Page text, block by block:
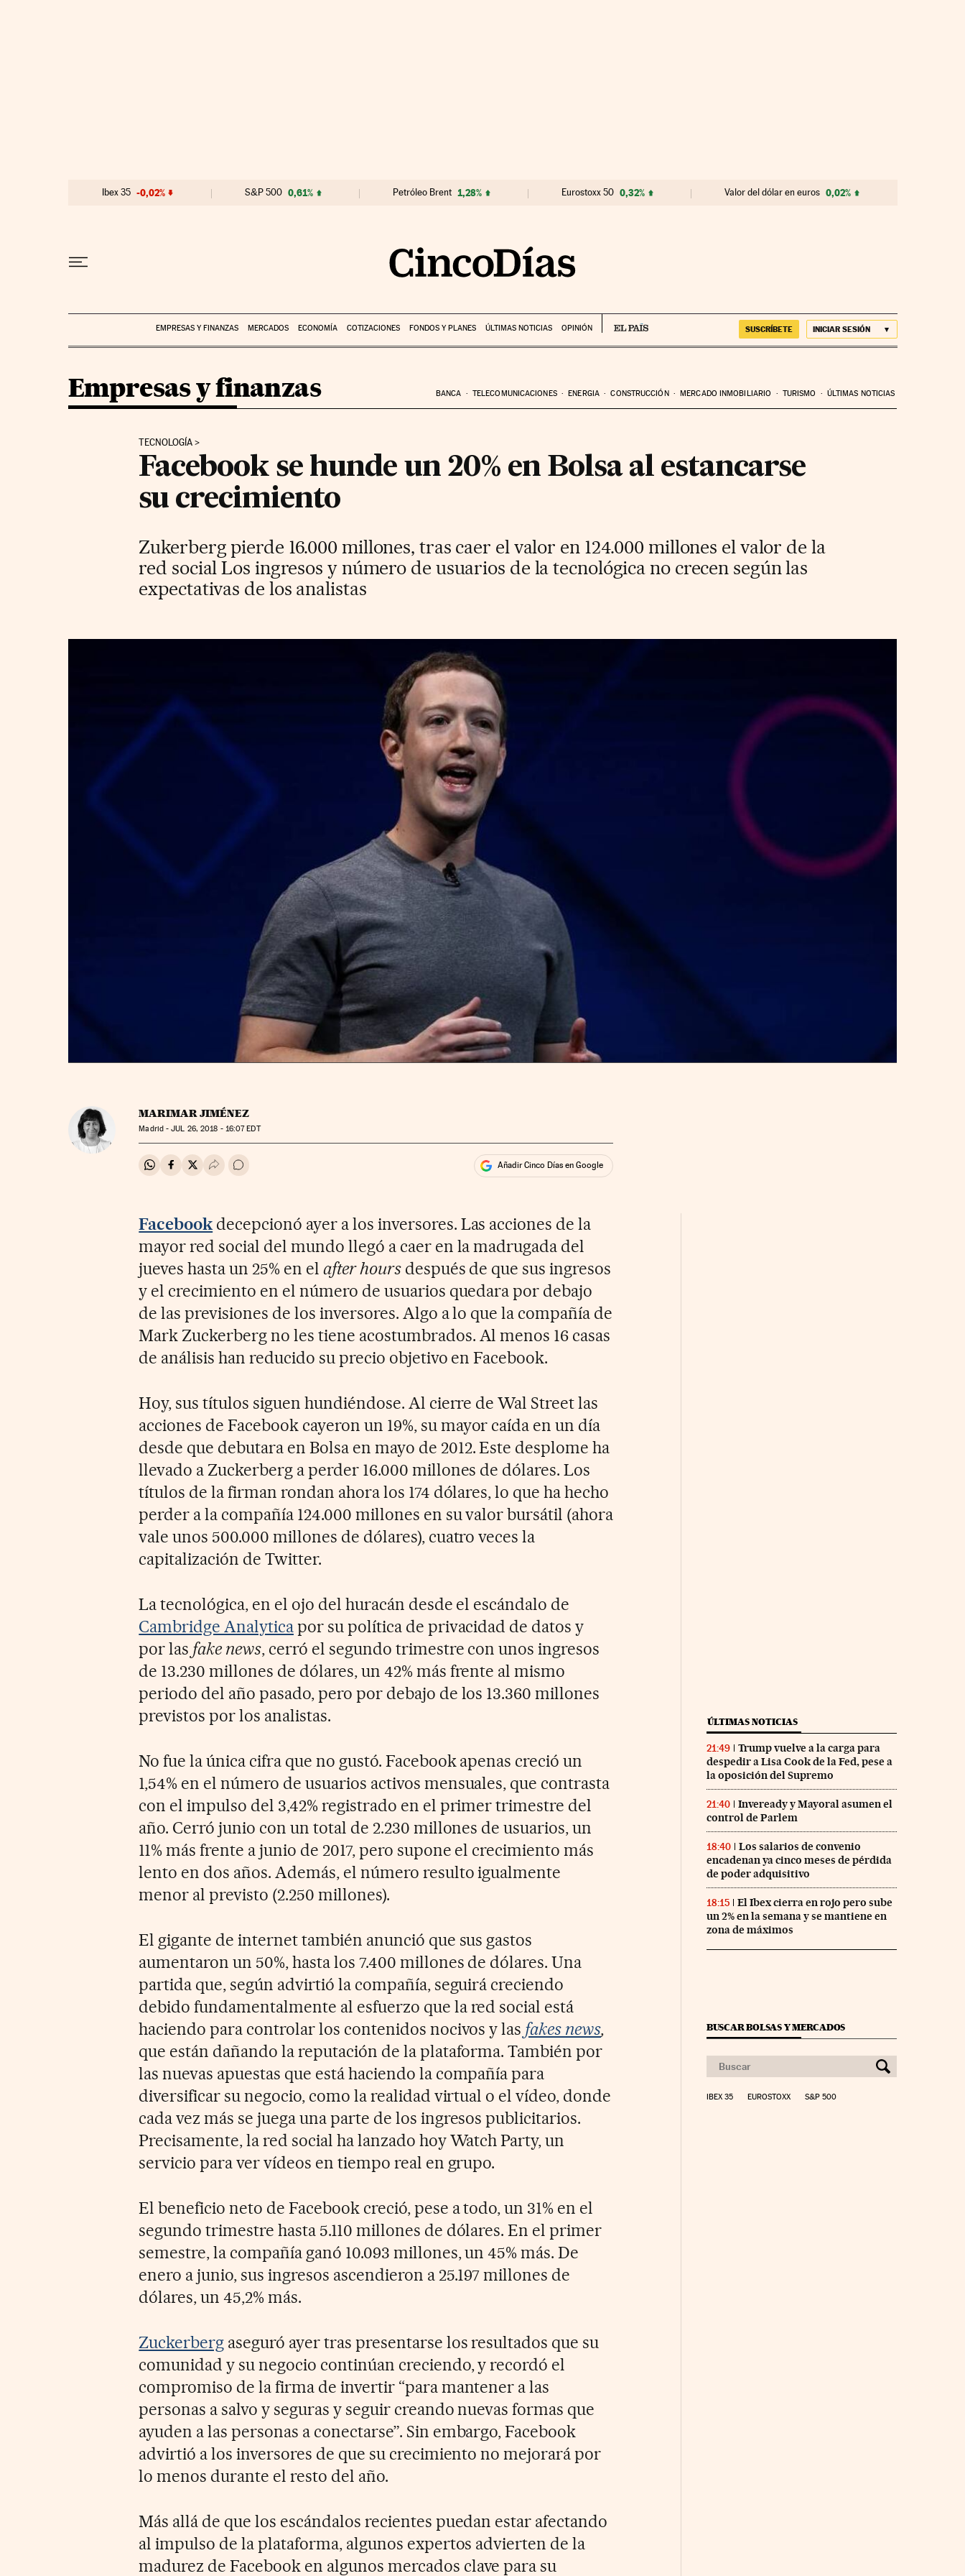
Ibex 35 -0,02% S&P 500 0,61% Petróleo Brent 1,28% Eurostoxx 50 0,32% Valor del dólar en euros 0,02%
EMPRESAS Y FINANZAS MERCADOS ECONOMÍA COTIZACIONES FONDOS Y PLANES ÚLTIMAS NOTICIAS OPINIÓN SUSCRÍBETE INICIAR SESIÓN
Empresas y finanzas BANCA TELECOMUNICACIONES ENERGIA CONSTRUCCIÓN MERCADO INMOBILIARIO TURISMO ÚLTIMAS NOTICIAS
TECNOLOGÍA
Facebook se hunde un 20% en Bolsa al estancarse
su crecimiento
Zukerberg pierde 16.000 millones, tras caer el valor en 124.000 millones el valor de la
red social Los ingresos y número de usuarios de la tecnológica no crecen según las
expectativas de los analistas
MARIMAR JIMÉNEZ
Madrid -JUL 26, 2018 - 16:07EDT
Compartir en Whatsapp
Compartir en Facebook
Compartir en Twitter
Desplegar Redes Sociales
Ir a los comentarios Añadir Cinco Días en Google
Facebook decepcionó ayer a los inversores. Las acciones de la
mayor red social del mundo llegó a caer en la madrugada del
jueves hasta un 25% en el after hoursdespués de que sus ingresos
y el crecimiento en el número de usuarios quedara por debajo
de las previsiones de los inversores. Algo a lo que la compañía de
Mark Zuckerberg no les tiene acostumbrados. Al menos 16 casas
de análisis han reducido su precio objetivo en Facebook.
Hoy, sus títulos siguen hundiéndose. Al cierre de Wal Street las
acciones de Facebook cayeron un 19%, su mayor caída en un día
desde que debutara en Bolsa en mayo de 2012. Este desplome ha
llevado a Zuckerberg a perder 16.000 millones de dólares. Los
títulos de la firman rondan ahora los 174 dólares, lo que ha hecho
perder a la compañía 124.000 millones en su valor bursátil (ahora
vale unos 500.000 millones de dólares), cuatro veces la
capitalización de Twitter.
La tecnológica, en el ojo del huracán desde el escándalo de
Cambridge Analyticapor su política de privacidad de datos y
por las fake news, cerró el segundo trimestre con unos ingresos
de 13.230 millones de dólares, un 42% más frente al mismo
periodo del año pasado, pero por debajo de los 13.360 millones
previstos por los analistas.
No fue la única cifra que no gustó. Facebook apenas creció un
1,54% en el número de usuarios activos mensuales, que contrasta
con el impulso del 3,42% registrado en el primer trimestre del
año. Cerró junio con un total de 2.230 millones de usuarios, un
11% más frente a junio de 2017, pero supone el crecimiento más
lento en dos años. Además, el número resulto igualmente
menor al previsto (2.250 millones).
El gigante de internet también anunció que sus gastos
aumentaron un 50%, hasta los 7.400 millones de dólares. Una
partida que, según advirtió la compañía, seguirá creciendo
debido fundamentalmente al esfuerzo que la red social está
haciendo para controlar los contenidos nocivos y las fakes news,
que están dañando la reputación de la plataforma. También por
las nuevas apuestas que está haciendo la compañía para
diversificar su negocio, como la realidad virtual o el vídeo, donde
cada vez más se juega una parte de los ingresos publicitarios.
Precisamente, la red social ha lanzado hoy Watch Party, un
servicio para ver vídeos en tiempo real en grupo.
El beneficio neto de Facebook creció, pese a todo, un 31% en el
segundo trimestre hasta 5.110 millones de dólares. En el primer
semestre, la compañía ganó 10.093 millones, un 45% más. De
enero a junio, sus ingresos ascendieron a 25.197 millones de
dólares, un 45,2% más.
Zuckerberg aseguró ayer tras presentarse los resultados que su
comunidad y su negocio continúan creciendo, y recordó el
compromiso de la firma de invertir “para mantener a las
personas a salvo y seguras y seguir creando nuevas formas que
ayuden a las personas a conectarse”. Sin embargo, Facebook
advirtió a los inversores de que su crecimiento no mejorará por
lo menos durante el resto del año.
Más allá de que los escándalos recientes puedan estar afectando
al impulso de la plataforma, algunos expertos advierten de la
madurez de Facebook en algunos mercados clave para su
ÚLTIMAS NOTICIAS
21:49
Trump vuelve a la carga para
despedir a Lisa Cook de la Fed, pese a
la oposición del Supremo
21:40
Inveready y Mayoral asumen el
control de Parlem
18:40
Los salarios de convenio
encadenan ya cinco meses de pérdida
de poder adquisitivo
18:15
El Ibex cierra en rojo pero sube
un 2% en la semana y se mantiene en
zona de máximos
BUSCAR BOLSAS Y MERCADOS
IBEX 35 EUROSTOXX S&P 500